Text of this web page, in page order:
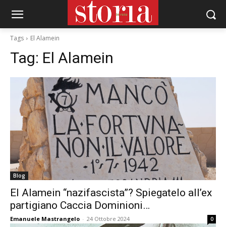
Tags El Alamein
Tag: El Alamein
Blog
El Alamein “nazifascista”? Spiegatelo all’ex
partigiano Caccia Dominioni…
Emanuele Mastrangelo - 24 Ottobre 2024 0